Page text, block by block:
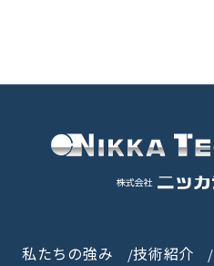
私たちの強み 技術紹介